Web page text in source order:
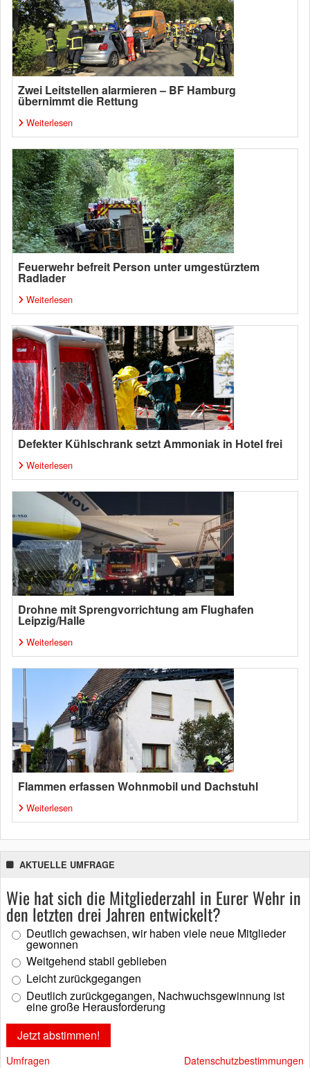
Zwei Leitstellen alarmieren – BF Hamburg
übernimmt die Rettung
Weiterlesen
Feuerwehr befreit Person unter umgestürztem
Radlader
Weiterlesen
Defekter Kühlschrank setzt Ammoniak in Hotel frei
Weiterlesen
Drohne mit Sprengvorrichtung am Flughafen
Leipzig/Halle
Weiterlesen
Flammen erfassen Wohnmobil und Dachstuhl
Weiterlesen
AKTUELLE UMFRAGE
Wie hat sich die Mitgliederzahl in Eurer Wehr in
den letzten drei Jahren entwickelt?
Deutlich gewachsen, wir haben viele neue Mitglieder
gewonnen
Weitgehend stabil geblieben
Leicht zurückgegangen
Deutlich zurückgegangen, Nachwuchsgewinnung ist
eine große Herausforderung
Umfragen Datenschutzbestimmungen